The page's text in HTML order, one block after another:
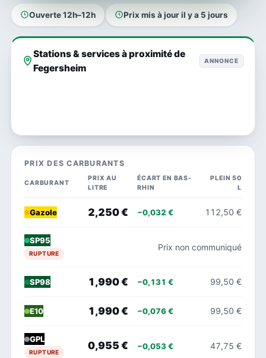
Ouverte 12h–12h Prix mis à jour il y a 5 jours
Stations & services à proximité de
Fegersheim
ANNONCE
PRIX DES CARBURANTS
CARBURANT
PRIX AU
LITRE
ÉCART EN BAS-
RHIN
PLEIN 50
L
Gazole 2,250 € −0,032 € 112,50 €
SP95
RUPTURE
Prix non communiqué
SP98 1,990 € −0,131 € 99,50 €
E10 1,990 € −0,076 € 99,50 €
GPL
RUPTURE
0,955 € −0,053 € 47,75 €